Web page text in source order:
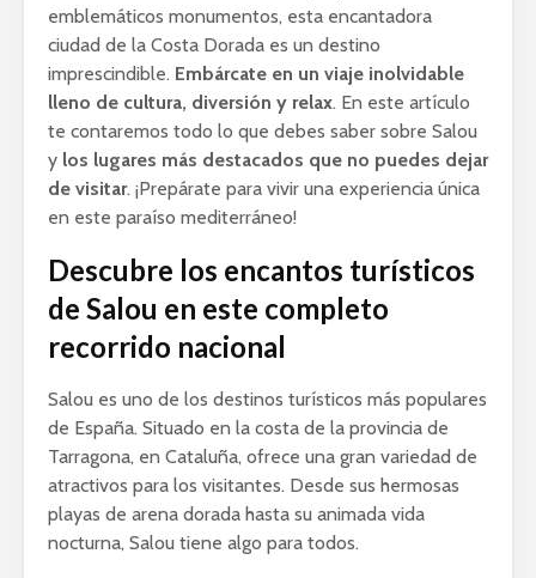
emblemáticos monumentos, esta encantadora
ciudad de la Costa Dorada es un destino
imprescindible. Embárcate en un viaje inolvidable
lleno de cultura, diversión y relax. En este artículo
te contaremos todo lo que debes saber sobre Salou
y los lugares más destacados que no puedes dejar
de visitar. ¡Prepárate para vivir una experiencia única
en este paraíso mediterráneo!
Descubre los encantos turísticos
de Salou en este completo
recorrido nacional
Salou es uno de los destinos turísticos más populares
de España. Situado en la costa de la provincia de
Tarragona, en Cataluña, ofrece una gran variedad de
atractivos para los visitantes. Desde sus hermosas
playas de arena dorada hasta su animada vida
nocturna, Salou tiene algo para todos.